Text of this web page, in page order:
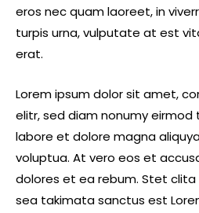
eros nec quam laoreet, in
turpis urna, vulputate at est
erat.
Lorem ipsum dolor sit amet,
elitr, sed diam nonumy
labore et dolore magna
voluptua. At vero eos et
dolores et ea rebum. Stet clita
sea takimata sanctus est